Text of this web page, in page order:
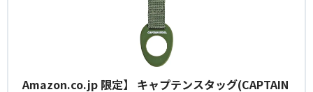
Amazon.co.jp 限定】 キャプテンスタッグ(CAPTAIN